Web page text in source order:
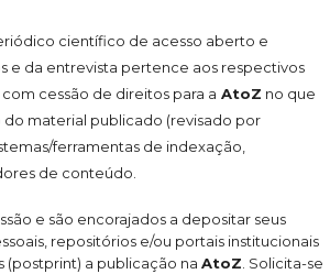
científico de acesso aberto e
e da entrevista pertence aos respectivos
cessão de direitos para a AtoZ no que
do material publicado (revisado por
ferramentas de indexação,
de conteúdo.
e são encorajados a depositar seus
repositórios e/ou portais institucionais
(postprint) a publicação na AtoZ . Solicita-se